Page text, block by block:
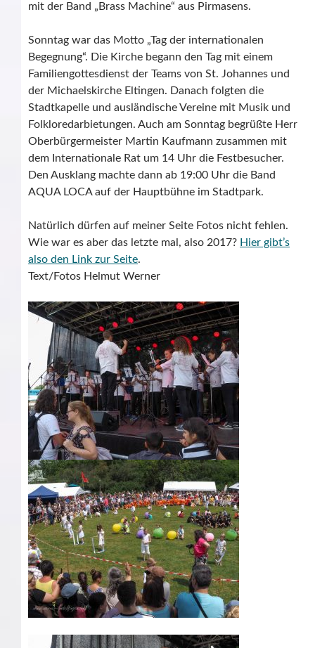
mit der Band „Brass Machine“ aus Pirmasens.
Sonntag war das Motto „Tag der internationalen
Begegnung“. Die Kirche begann den Tag mit einem
Familiengottesdienst der Teams von St. Johannes und
der Michaelskirche Eltingen. Danach folgten die
Stadtkapelle und ausländische Vereine mit Musik und
Folkloredarbietungen. Auch am Sonntag begrüßte Herr
Oberbürgermeister Martin Kaufmann zusammen mit
dem Internationale Rat um 14 Uhr die Festbesucher.
Den Ausklang machte dann ab 19:00 Uhr die Band
AQUA LOCA auf der Hauptbühne im Stadtpark.
Natürlich dürfen auf meiner Seite Fotos nicht fehlen.
Wie war es aber das letzte mal, also 2017? Hier gibt’s
also den Link zur Seite.
Text/Fotos Helmut Werner